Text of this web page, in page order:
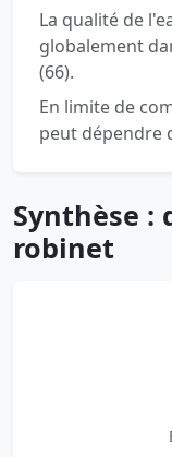
La qualité de
globalement
(66).
En limite de
peut dépendre
Synthèse :
robinet